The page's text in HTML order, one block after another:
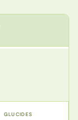
GLUCIDES